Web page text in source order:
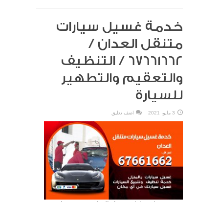
خدمة غسيل سيارات
متنقل العدان /
67661662 / التنظيف
والتعقيم والتطهير
للسيارة
3 مايو، 2021 اضف تعليق